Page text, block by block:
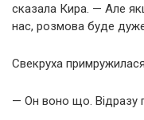
сказала Кира. — Але
нас, розмова буде
Свекруха
— Он воно що. Відразу